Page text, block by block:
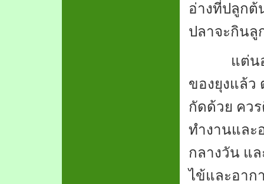
อ่างที่ปลูกต้
ปลาจะกินลู
แต่นอกเ
ของยุงแล้ว
กัดด้วย คว
ทำงานและ
กลางวัน แ
ไข้และอาก